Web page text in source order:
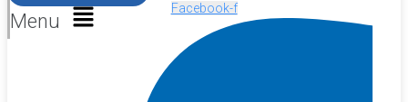
Menu
Facebook-f